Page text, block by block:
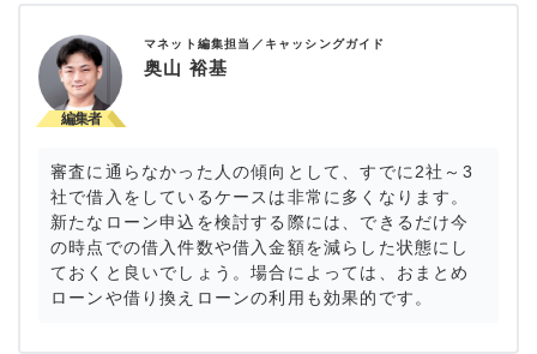
マネット編集担当／キャッシングガイド
奥山 裕基
審査に通らなかった人の傾向として、すでに2社～3
社で借入をしているケースは非常に多くなります。
新たなローン申込を検討する際には、できるだけ今
の時点での借入件数や借入金額を減らした状態にし
ておくと良いでしょう。場合によっては、おまとめ
ローンや借り換えローンの利用も効果的です。